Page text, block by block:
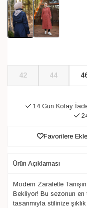
42 44
14 Gün Kolay
Favorilere Ekle
Ürün Açıklaması
Modern Zarafetle
Bekliyor! Bu sezonun en
tasarımıyla stilinize